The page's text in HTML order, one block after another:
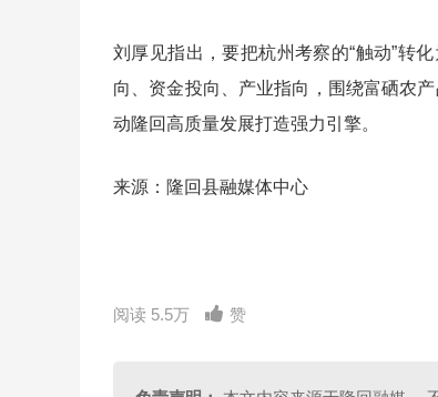
刘厚见指出，要把杭州考察的“触动”转
向、资金投向、产业指向，围绕富硒农
动隆回高质量发展打造强力引擎。
来源：隆回县融媒体中心
阅读 5.5万 赞